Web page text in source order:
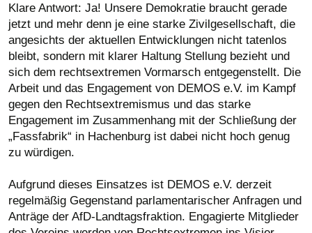
Klare Antwort: Ja! Unsere Demokratie braucht gerade
jetzt und mehr denn je eine starke Zivilgesellschaft, die
angesichts der aktuellen Entwicklungen nicht tatenlos
bleibt, sondern mit klarer Haltung Stellung bezieht und
sich dem rechtsextremen Vormarsch entgegenstellt. Die
Arbeit und das Engagement von DEMOS e.V. im Kampf
gegen den Rechtsextremismus und das starke
Engagement im Zusammenhang mit der Schließung der
„Fassfabrik“ in Hachenburg ist dabei nicht hoch genug
zu würdigen.
Aufgrund dieses Einsatzes ist DEMOS e.V. derzeit
regelmäßig Gegenstand parlamentarischer Anfragen und
Anträge der AfD-Landtagsfraktion. Engagierte Mitglieder